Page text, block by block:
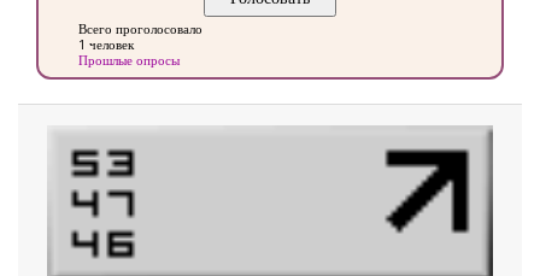
Всего проголосовало
1 человек
Прошлые опросы